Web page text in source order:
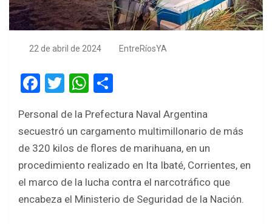
22 de abril de 2024 EntreRíosYA
F
ce
b
o
o
k
T
tt
er
W
at
s
A
p
p
ar
e
Personal de la Prefectura Naval Argentina
secuestró un cargamento multimillonario de más
de 320 kilos de flores de marihuana, en un
procedimiento realizado en Ita Ibaté, Corrientes, en
el marco de la lucha contra el narcotráfico que
encabeza el Ministerio de Seguridad de la Nación.